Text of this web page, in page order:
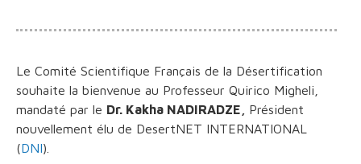
Le Comité Scientifique Français de la Désertification
souhaite la bienvenue au Professeur Quirico Migheli,
mandaté par le Dr. Kakha NADIRADZE, Président
nouvellement élu de DesertNET INTERNATIONAL
(DNI).